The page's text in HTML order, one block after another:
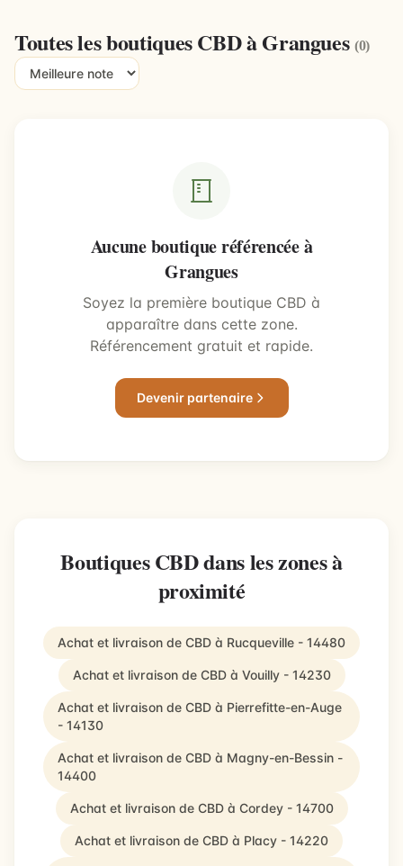
Toutes les boutiques CBD à Grangues(0)
Aucune boutique référencée à
Grangues
Soyez la première boutique CBD à
apparaître dans cette zone.
Référencement gratuit et rapide.
Devenir partenaire
Boutiques CBD dans les zones à
proximité
Achat et livraison de CBD à Rucqueville - 14480
Achat et livraison de CBD à Vouilly - 14230
Achat et livraison de CBD à Pierrefitte-en-Auge
- 14130
Achat et livraison de CBD à Magny-en-Bessin -
14400
Achat et livraison de CBD à Cordey - 14700
Achat et livraison de CBD à Placy - 14220